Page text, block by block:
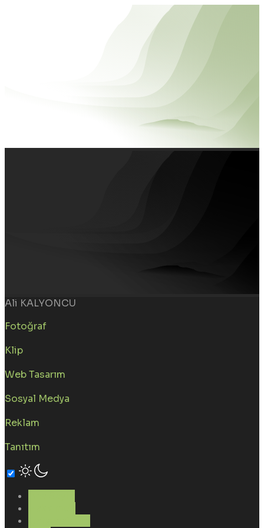
Ali KALYONCU
Fotoğraf
Klip
Web Tasarım
Sosyal Medya
Reklam
Tanıtım